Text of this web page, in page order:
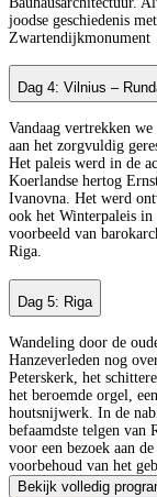
joodse geschiedenis
Zwartendijkmonument
Dag 4: Vilnius –
Vandaag vertrekken
aan het zorgvuldig
Het paleis werd in de
Koerlandse hertog
Ivanovna. Het werd
ook het Winterpaleis
voorbeeld van
Riga.
Dag 5: Riga
Wandeling door de
Hanzeverleden nog
Peterskerk, het
het beroemde orgel,
houtsnijwerk. In de
befaamdste telgen van
voor een bezoek aan
voorbehoud van het
Bekijk volledig